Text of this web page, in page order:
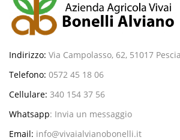
Indirizzo: Via Campolasso, 62, 51017
Telefono: 0572 45 18 06
Cellulare: 340 154 37 56
Whatsapp: Invia un messaggio
Email: info@vivaialvianobonelli.it